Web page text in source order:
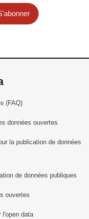
(FAQ)
données ouvertes
la publication de données
de données publiques
ouvertes
l'open data